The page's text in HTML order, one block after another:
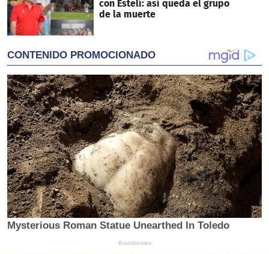
con Estelí: así queda el grupo
de la muerte